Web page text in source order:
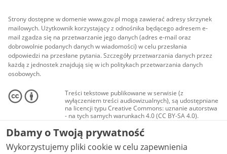
Strony dostępne w domenie www.gov.pl mogą zawierać adresy skrzynek
mailowych. Użytkownik korzystający z odnośnika będącego adresem e-
mail zgadza się na przetwarzanie jego danych (adres e-mail oraz
dobrowolnie podanych danych w wiadomości) w celu przesłania
odpowiedzi na przesłane pytania. Szczegóły przetwarzania danych przez
każdą z jednostek znajdują się w ich politykach przetwarzania danych
osobowych.
Treści tekstowe publikowane w serwisie (z
wyłączeniem treści audiowizualnych), są udostępniane
na licencji typu Creative Commons: uznanie autorstwa
- na tych samych warunkach 4.0 (CC BY-SA 4.0).
Materiały audiowizualne, w tym zdjęcia, materiały
audio i wideo, są udostępniane na licencji typu
Creative Commons: uznanie autorstwa użycie
niekomercyjne - bez utworów zależnych 4.0 (CC BY-
Dbamy o Twoją prywatność
Wykorzystujemy pliki cookie w celu zapewnienia